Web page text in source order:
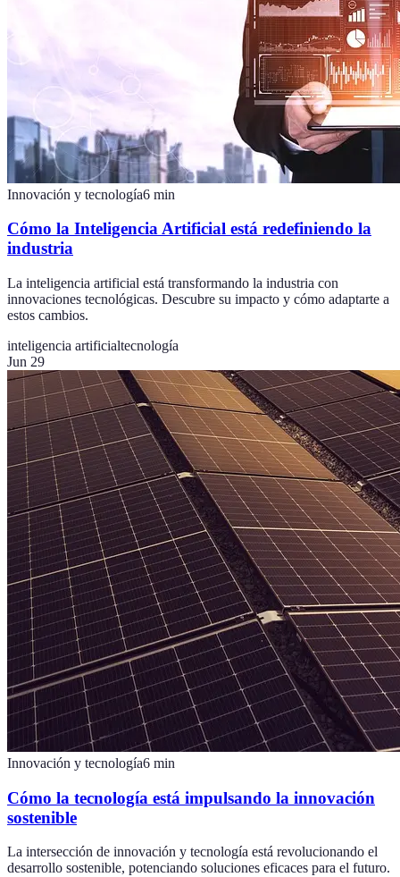
Innovación y tecnología6 min
Cómo la Inteligencia Artificial está redefiniendo la
industria
La inteligencia artificial está transformando la industria con
innovaciones tecnológicas. Descubre su impacto y cómo adaptarte a
estos cambios.
inteligencia artificialtecnología
Jun 29
Innovación y tecnología6 min
Cómo la tecnología está impulsando la innovación
sostenible
La intersección de innovación y tecnología está revolucionando el
desarrollo sostenible, potenciando soluciones eficaces para el futuro.